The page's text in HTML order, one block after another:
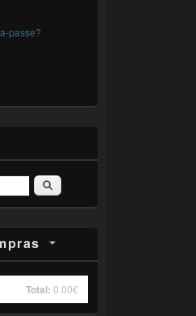
passe?
Pesquisar
Total: 0.00€